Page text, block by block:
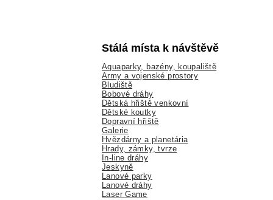
Stálá místa k návštěvě
Aquaparky, bazény, koupaliště
Army a vojenské prostory
Bludiště
Bobové dráhy
Dětská hřiště venkovní
Dětské koutky
Dopravní hřiště
Galerie
Hvězdárny a planetária
Hrady, zámky, tvrze
In-line dráhy
Jeskyně
Lanové parky
Lanové dráhy
Laser Game